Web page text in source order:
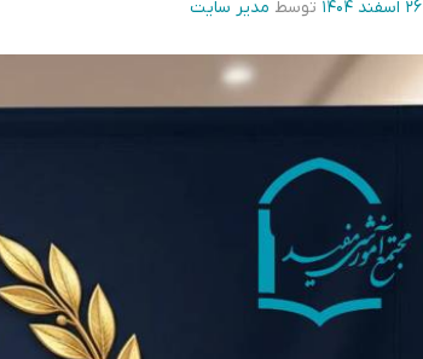
۲۶ اسفند ۱۴۰۴ توسط مدیر سایت